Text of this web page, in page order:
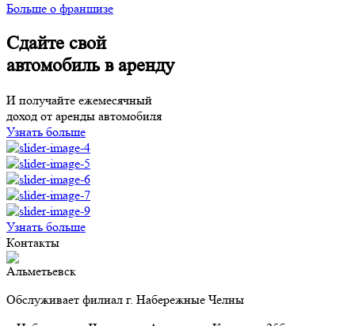
Больше о франшизе
Сдайте свой
автомобиль в аренду
И получайте ежемесячный
доход от аренды автомобиля
Узнать больше
Узнать больше
Контакты
Альметьевск
Обслуживает филиал г. Набережные Челны